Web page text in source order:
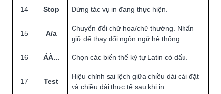
14 Stop Dừng tác vụ in đang thực hiện.
15 A/a
Chuyển đổi chữ hoa/chữ thường. Nhấn
giữ để thay đổi ngôn ngữ hệ thống.
16 ÁÀ... Chọn các biến thể ký tự Latin có dấu.
17 Test
Hiệu chỉnh sai lệch giữa chiều dài cài đặt
và chiều dài thực tế sau khi in.